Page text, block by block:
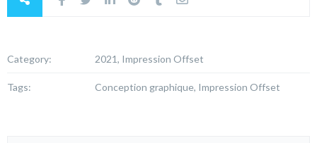
Category: 2021, Impression Offset
Tags: Conception graphique, Impression Offset